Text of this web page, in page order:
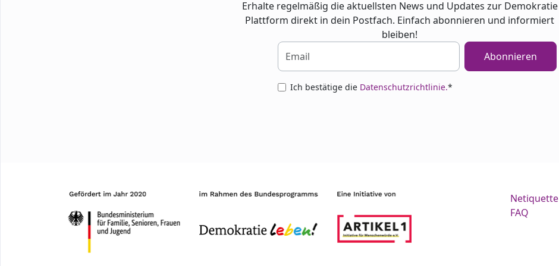
Erhalte regelmäßig die aktuellsten News und Updates zur Demokratie
Plattform direkt in dein Postfach. Einfach abonnieren und informiert
bleiben!
Ich bestätige die Datenschutzrichtlinie.*
Abonnieren
Netiquette
FAQ